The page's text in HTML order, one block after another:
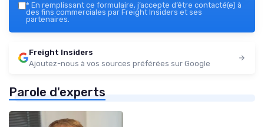
* En remplissant ce formulaire, j’accepte d’être contacté(e) à
des fins commerciales par Freight Insiders et ses
partenaires.
Freight Insiders
Ajoutez-nous à vos sources préférées sur Google
Parole d'experts